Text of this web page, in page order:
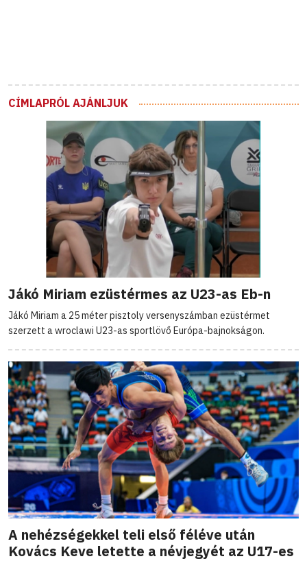
CÍMLAPRÓL AJÁNLJUK
Jákó Miriam ezüstérmes az U23-as Eb-n
Jákó Miriam a 25 méter pisztoly versenyszámban ezüstérmet
szerzett a wroclawi U23-as sportlövő Európa-bajnokságon.
A nehézségekkel teli első féléve után
Kovács Keve letette a névjegyét az U17-es